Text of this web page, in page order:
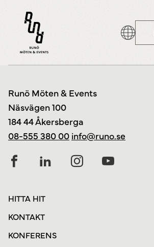
Runö Möten & Events
Näsvägen 100
184 44 Åkersberga
08-555 380 00 info@runo.se
HITTA HIT
KONTAKT
KONFERENS